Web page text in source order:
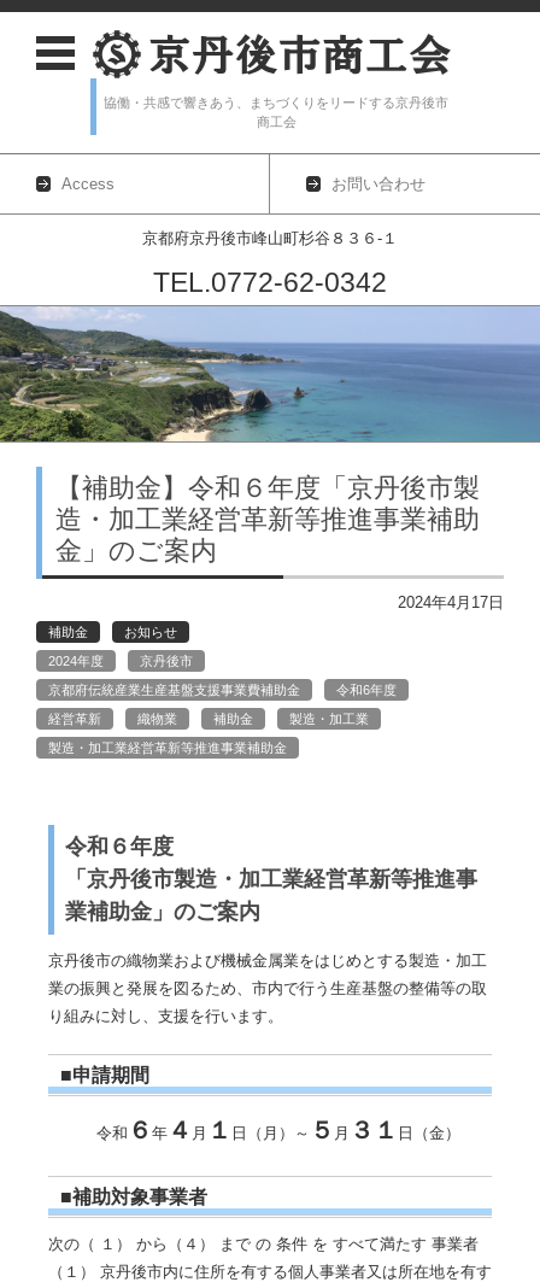
協働・共感で響きあう、まちづくりをリードする京丹後市
商工会
Access お問い合わせ
京都府京丹後市峰山町杉谷８３６-１
TEL.0772-62-0342
コンテンツに移動
【補助金】令和６年度「京丹後市製
造・加工業経営革新等推進事業補助
金」のご案内
2024年4月17日
補助金
お知らせ
2024年度
京丹後市
京都府伝統産業生産基盤支援事業費補助金
令和6年度
経営革新
織物業 補助金
製造・加工業
製造・加工業経営革新等推進事業補助金
令和６年度
「京丹後市製造・加工業経営革新等推進事
業補助金」のご案内
京丹後市の織物業および機械金属業をはじめとする製造・加工
業の振興と発展を図るため、市内で行う生産基盤の整備等の取
り組みに対し、支援を行います。
■申請期間
令和 ６ 年 ４ 月 １ 日（月）～ ５ 月 ３１ 日（金）
■補助対象事業者
次の（ １） から（４） まで の 条件 を すべて満たす 事業者
（１） 京丹後市内に住所を有する個人事業者又は所在地を有す